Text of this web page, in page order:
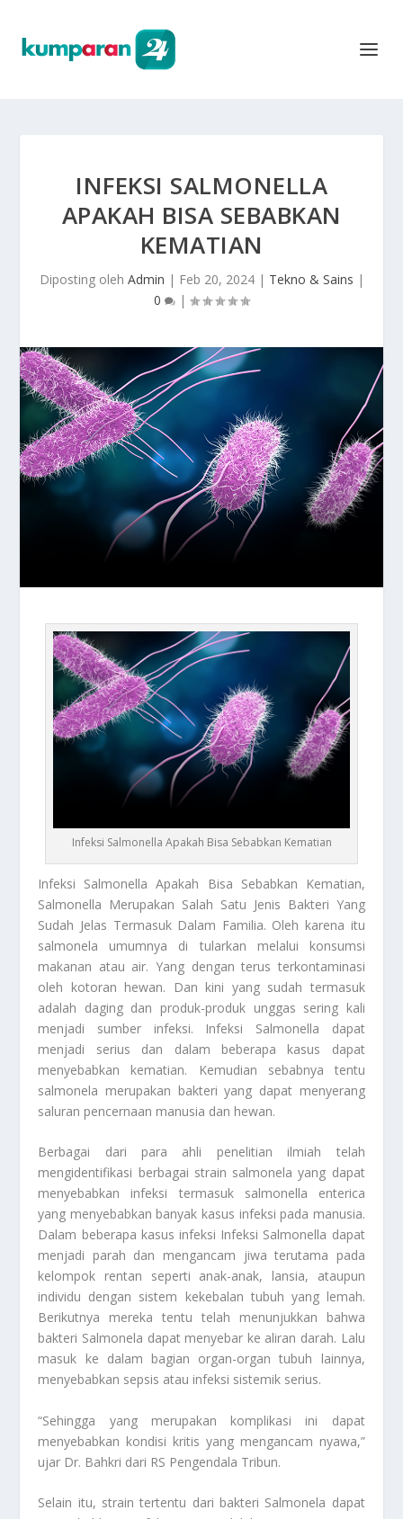
INFEKSI SALMONELLA
APAKAH BISA SEBABKAN
KEMATIAN
Diposting oleh Admin | Feb 20, 2024| Tekno & Sains |
0
|
Infeksi Salmonella Apakah Bisa Sebabkan Kematian
Infeksi Salmonella Apakah Bisa Sebabkan Kematian,
Salmonella Merupakan Salah Satu Jenis Bakteri Yang
Sudah Jelas Termasuk Dalam Familia. Oleh karena itu
salmonela umumnya di tularkan melalui konsumsi
makanan atau air. Yang dengan terus terkontaminasi
oleh kotoran hewan. Dan kini yang sudah termasuk
adalah daging dan produk-produk unggas sering kali
menjadi sumber infeksi. Infeksi Salmonella dapat
menjadi serius dan dalam beberapa kasus dapat
menyebabkan kematian. Kemudian sebabnya tentu
salmonela merupakan bakteri yang dapat menyerang
saluran pencernaan manusia dan hewan.
Berbagai dari para ahli penelitian ilmiah telah
mengidentifikasi berbagai strain salmonela yang dapat
menyebabkan infeksi termasuk salmonella enterica
yang menyebabkan banyak kasus infeksi pada manusia.
Dalam beberapa kasus infeksi Infeksi Salmonella dapat
menjadi parah dan mengancam jiwa terutama pada
kelompok rentan seperti anak-anak, lansia, ataupun
individu dengan sistem kekebalan tubuh yang lemah.
Berikutnya mereka tentu telah menunjukkan bahwa
bakteri Salmonela dapat menyebar ke aliran darah. Lalu
masuk ke dalam bagian organ-organ tubuh lainnya,
menyebabkan sepsis atau infeksi sistemik serius.
“Sehingga yang merupakan komplikasi ini dapat
menyebabkan kondisi kritis yang mengancam nyawa,”
ujar Dr. Bahkri dari RS Pengendala Tribun.
Selain itu, strain tertentu dari bakteri Salmonela dapat